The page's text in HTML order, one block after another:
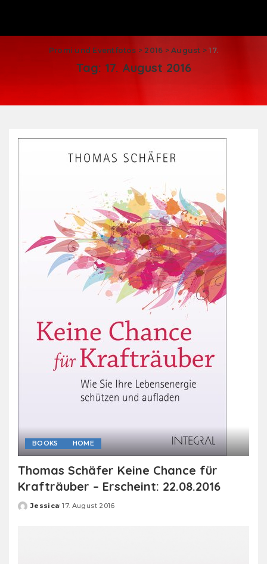
Promi und Eventfotos > 2016 >August >17.
Tag: 17. August 2016
BOOKS HOME
Thomas Schäfer Keine Chance für
Krafträuber – Erscheint: 22.08.2016
Posted
Jessica 17. August 2016